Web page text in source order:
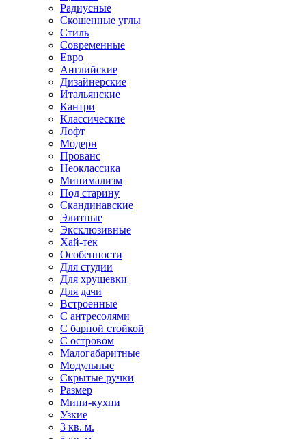
Радиусные
Скошенные углы
Стиль
Современные
Евро
Английские
Дизайнерские
Итальянские
Кантри
Классические
Лофт
Модерн
Прованс
Неоклассика
Минимализм
Под старину
Скандинавские
Элитные
Эксклюзивные
Хай-тек
Особенности
Для студии
Для хрущевки
Для дачи
Встроенные
С антресолями
С барной стойкой
С островом
Малогабаритные
Модульные
Скрытые ручки
Размер
Мини-кухни
Узкие
3 кв. м.